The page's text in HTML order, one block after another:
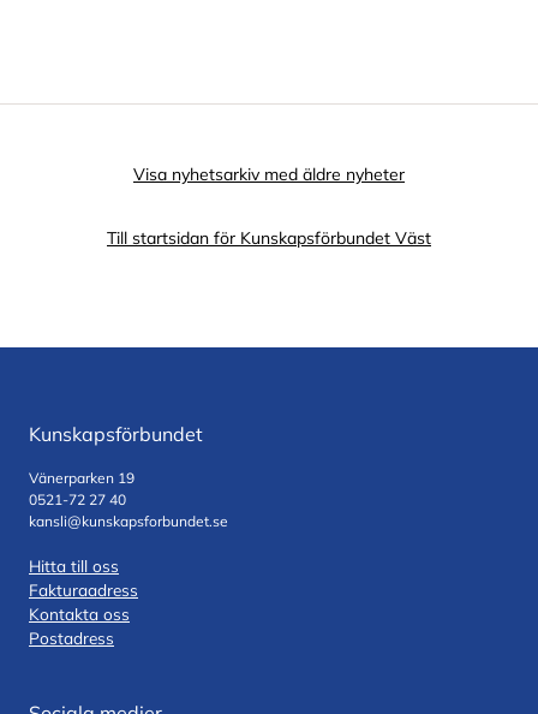
Visa nyhetsarkiv med äldre nyheter
Till startsidan för Kunskapsförbundet Väst
Kunskapsförbundet
Vänerparken 19
0521-72 27 40
kansli@kunskapsforbundet.se
Hitta till oss
Fakturaadress
Kontakta oss
Postadress